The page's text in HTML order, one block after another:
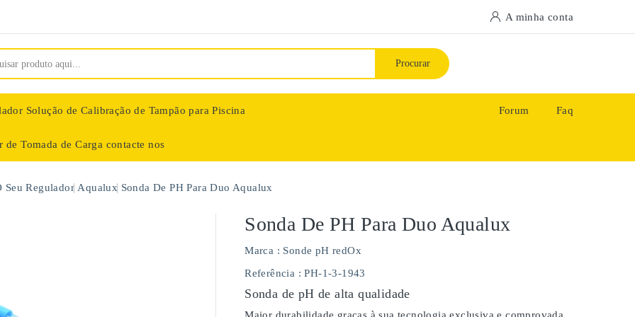
A minha conta
Procurar
Solução de Calibração de Tampão para Piscina
de Tomada de Carga contacte nos
Forum Faq
Seu Regulador Aqualux Sonda De PH Para Duo Aqualux
Sonda De PH Para Duo Aqualux
Marca : Sonde pH redOx
Referência : PH-1-3-1943
Sonda de pH de alta qualidade